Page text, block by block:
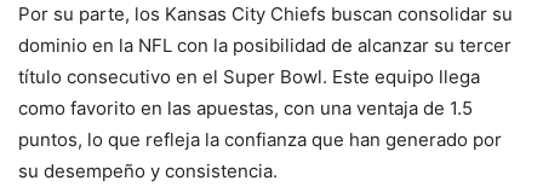
Por su parte, los Kansas City Chiefs buscan consolidar su
dominio en la NFL con la posibilidad de alcanzar su tercer
título consecutivo en el Super Bowl. Este equipo llega
como favorito en las apuestas, con una ventaja de 1.5
puntos, lo que refleja la confianza que han generado por
su desempeño y consistencia.